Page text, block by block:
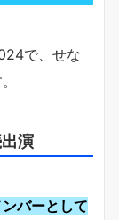
で、せな
演
バーとして